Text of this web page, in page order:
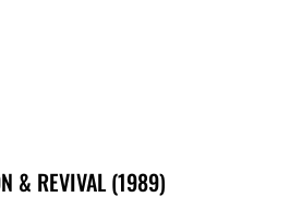
& REVIVAL (1989)